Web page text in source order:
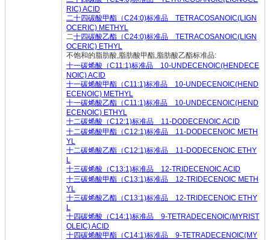
RIC) ACID
二十四碳酸甲酯（C24:0)标准品 TETRACOSANOIC(LIGN
OCERIC) METHYL
二十四碳酸乙酯（C24:0)标准品 TETRACOSANOIC(LIGN
OCERIC) ETHYL
不饱和的脂肪酸,脂肪酸甲酯,脂肪酸乙酯标准品:
十一碳烯酸（C11:1)标准品 10-UNDECENOIC(HENDECE
NOIC) ACID
十一碳烯酸甲酯（C11:1)标准品 10-UNDECENOIC(HEND
ECENOIC) METHYL
十一碳烯酸乙酯（C11:1)标准品 10-UNDECENOIC(HEND
ECENOIC) ETHYL
十二碳烯酸（C12:1)标准品 11-DODECENOIC ACID
十二碳烯酸甲酯（C12:1)标准品 11-DODECENOIC METH
YL
十二碳烯酸乙酯（C12:1)标准品 11-DODECENOIC ETHY
L
十三碳烯酸（C13:1)标准品 12-TRIDECENOIC ACID
十三碳烯酸甲酯（C13:1)标准品 12-TRIDECENOIC METH
YL
十三碳烯酸乙酯（C13:1)标准品 12-TRIDECENOIC ETHY
L
十四碳烯酸（C14:1)标准品 9-TETRADECENOIC(MYRIST
OLEIC) ACID
十四碳烯酸甲酯（C14:1)标准品 9-TETRADECENOIC(MY